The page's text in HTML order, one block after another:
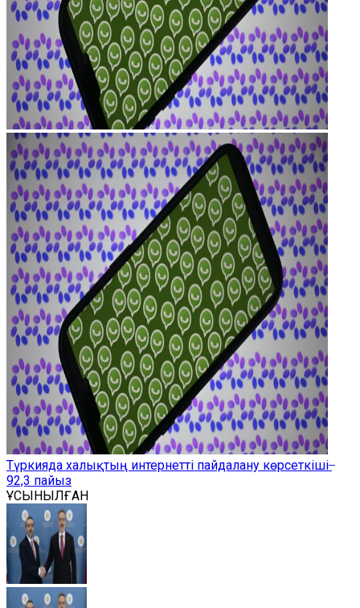
Түркияда халықтың интернетті пайдалану көрсеткіші ̶
92,3 пайыз
ҰСЫНЫЛҒАН